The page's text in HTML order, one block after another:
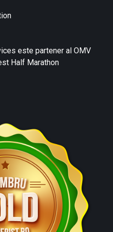
este partener al OMV
Half Marathon